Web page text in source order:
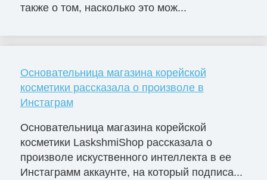
также о том, насколько это мож...
Основательница магазина корейской
косметики рассказала о произволе в
Инстаграм
Основательница магазина корейской
косметики LaskshmiShop рассказала о
произволе искуственного интеллекта в ее
Инстаграмм аккаунте, на который подписа...